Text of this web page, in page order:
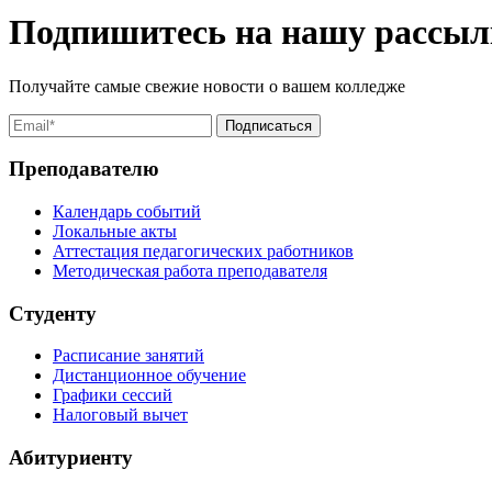
Подпишитесь на нашу
Получайте самые свежие новости о вашем колледже
Преподавателю
Календарь событий
Локальные акты
Аттестация педагогических работников
Методическая работа преподавателя
Студенту
Расписание занятий
Дистанционное обучение
Графики сессий
Налоговый вычет
Абитуриенту